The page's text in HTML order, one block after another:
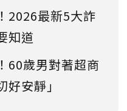
2026最新5大詐
知道
60歲男對著超商
安靜」